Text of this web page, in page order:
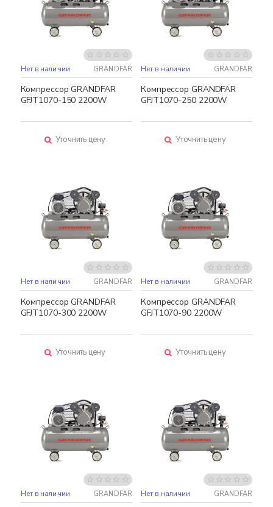
Нет в наличии GRANDFAR
Компрессор GRANDFAR
GFJT1070-150 2200W
Уточнить цену
Нет в наличии GRANDFAR
Компрессор GRANDFAR
GFJT1070-250 2200W
Уточнить цену
Нет в наличии GRANDFAR
Компрессор GRANDFAR
GFJT1070-300 2200W
Уточнить цену
Нет в наличии GRANDFAR
Компрессор GRANDFAR
GFJT1070-90 2200W
Уточнить цену
Нет в наличии GRANDFAR Нет в наличии GRANDFAR